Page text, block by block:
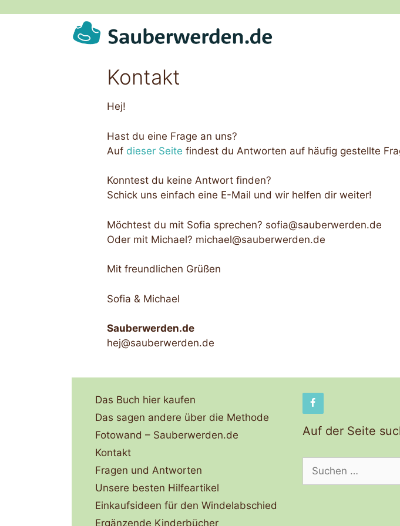
Kontakt
Hej!
Hast du eine Frage an uns?
Auf dieser Seite findest du Antworten auf häufig gestellte
Konntest du keine Antwort finden?
Schick uns einfach eine E-Mail und wir helfen dir weiter!
Möchtest du mit Sofia sprechen? sofia@sauberwerden.de
Oder mit Michael? michael@sauberwerden.de
Mit freundlichen Grüßen
Sofia & Michael
Sauberwerden.de
hej@sauberwerden.de
Das Buch hier kaufen
Das sagen andere über die Methode
Fotowand – Sauberwerden.de
Kontakt
Fragen und Antworten
Unsere besten Hilfeartikel
Einkaufsideen für den Windelabschied
Ergänzende Kinderbücher
Auf der Seite
Suchen
nach: